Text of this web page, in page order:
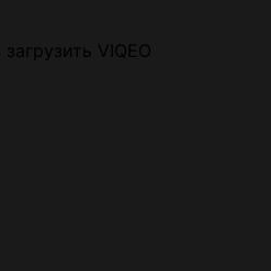
VIQEO